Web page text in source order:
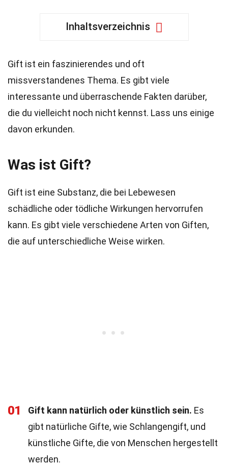
Inhaltsverzeichnis
Gift ist ein faszinierendes und oft
missverstandenes Thema. Es gibt viele
interessante und überraschende Fakten darüber,
die du vielleicht noch nicht kennst. Lass uns einige
davon erkunden.
Was ist Gift?
Gift ist eine Substanz, die bei Lebewesen
schädliche oder tödliche Wirkungen hervorrufen
kann. Es gibt viele verschiedene Arten von Giften,
die auf unterschiedliche Weise wirken.
01 Gift kann natürlich oder künstlich sein. Es
gibt natürliche Gifte, wie Schlangengift, und
künstliche Gifte, die von Menschen hergestellt
werden.